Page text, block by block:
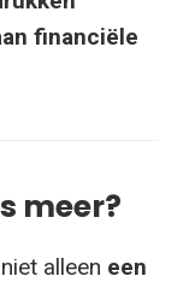
financiële
meer?
alleen een